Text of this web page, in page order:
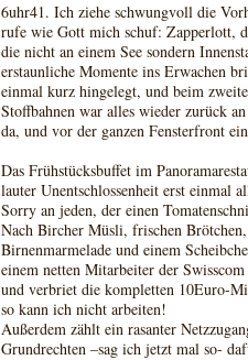
6uhr41. Ich ziehe schwungvoll die
rufe wie Gott mich schuf: Zapperlott,
die nicht an einem See sondern
erstaunliche Momente ins Erwachen
einmal kurz hingelegt, und beim
Stoffbahnen war alles wieder zurück
da, und vor der ganzen Fensterfront
Das Frühstücksbuffet im
lauter Unentschlossenheit erst einmal
Sorry an jeden, der einen
Nach Bircher Müsli, frischen
Birnenmarmelade und einem
einem netten Mitarbeiter der
und verbriet die kompletten 10Euro-
so kann ich nicht arbeiten!
Außerdem zählt ein rasanter
Grundrechten –sag ich jetzt mal so-